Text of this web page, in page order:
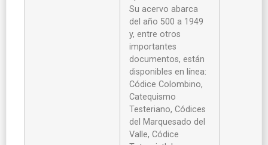
Su acervo abarca
del año 500 a 1949
y, entre otros
importantes
documentos, están
disponibles en línea:
Códice Colombino,
Catequismo
Testeriano, Códices
del Marquesado del
Valle, Códice